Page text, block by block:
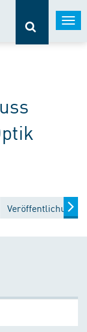
Veröffentlichungen